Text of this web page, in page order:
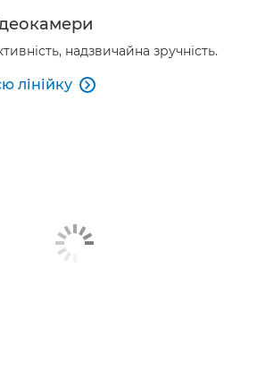
надзвичайна зручність.
лінійку 